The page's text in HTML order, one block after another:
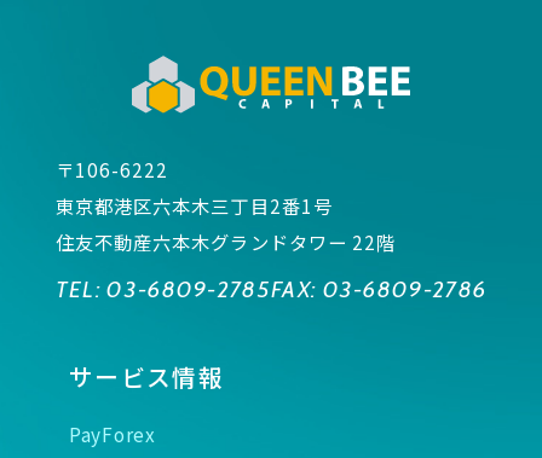
〒106-6222
東京都港区六本木三丁目2番1号
住友不動産六本木グランドタワー 22階
TEL: 03-6809-2785FAX: 03-6809-2786
サービス情報
PayForex